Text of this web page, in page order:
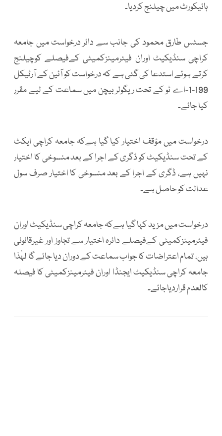
ہائیکورٹ میں چیلنج کردیا۔
جسٹس طارق محمود کی جانب سے دائر درخواست میں جامعہ
کراچی سنڈیکیٹ اوران فیئرمینزکمیٹی کےفیصلے کوچیلنج
کرتے ہوئے استدعا کی گئی ہے کہ درخواست کو آئین کے آرٹیکل
199-1-اے ٹو کے تحت ریگولر بیچن میں سماعت کے لیے مقرر
کیا جائے۔
درخواست میں مؤقف اختیار کیا گیا ہےکہ جامعہ کراچی ایکٹ
کے تحت سنڈیکیٹ کو ڈگری کے اجرا کے بعد منسوخی کا اختیار
نہیں ہے، ڈگری کے اجرا کے بعد منسوخی کا اختیار صرف سول
عدالت کو حاصل ہے۔
درخواست میں مزید کہا گیا ہےکہ جامعہ کراچی سنڈیکیٹ اوران
فیئرمینزکمیٹی کےفیصلے دائرہ اختیار سے تجاوز اور غیرقانونی
ہیں، تمام اعتراضات کا جواب سماعت کے دوران دیا جائے گا لہٰذا
جامعہ کراچی سنڈیکیٹ ایجنڈا اوران فیئرمینزکمیٹی کا فیصلہ
کالعدم قراردیاجائے۔